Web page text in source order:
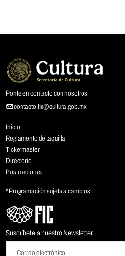
Ponte en contacto con nosotros
contacto.fic@cultura.gob.mx
Inicio
Reglamento de taquilla
Ticketmaster
Directorio
Postulaciones
*Programación sujeta a cambios
Suscríbete a nuestro Newsletter